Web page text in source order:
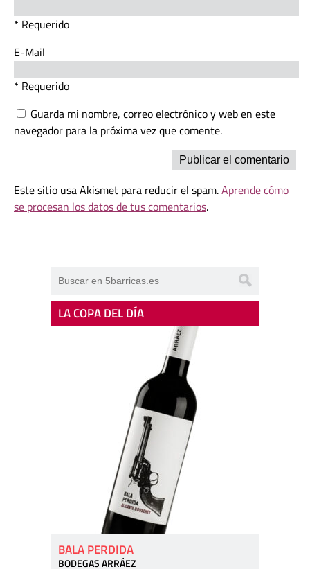
* Requerido
E-Mail
* Requerido
Guarda mi nombre, correo electrónico y web en este
navegador para la próxima vez que comente.
Este sitio usa Akismet para reducir el spam.Aprende cómo
se procesan los datos de tus comentarios.
LA COPA DEL DÍA
BALA PERDIDA
BODEGAS ARRÁEZ